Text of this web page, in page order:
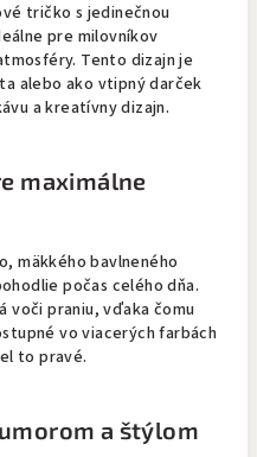
tričko s jedinečnou
pre milovníkov
Tento dizajn je
alebo ako vtipný darček
a kreatívny dizajn.
maximálne
mäkkého bavlneného
počas celého dňa.
voči praniu, vďaka čomu
vo viacerých farbách
to pravé.
a štýlom